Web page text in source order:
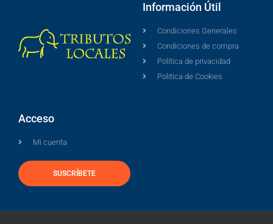
Información Útil
Condiciones Generales
Condiciones de compra
Política de privacidad
Politica de Cookies
Acceso
Mi cuenta
SUSCRÍBETE